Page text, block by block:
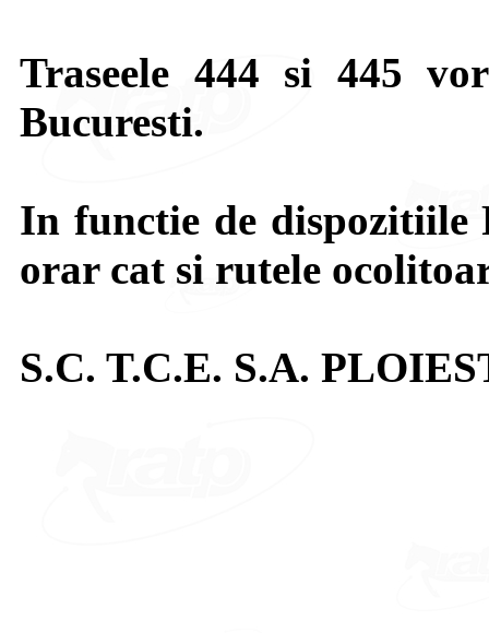
Traseele 444 si 445
Bucuresti.
In functie de
orar cat si rutele
S.C. T.C.E. S.A.